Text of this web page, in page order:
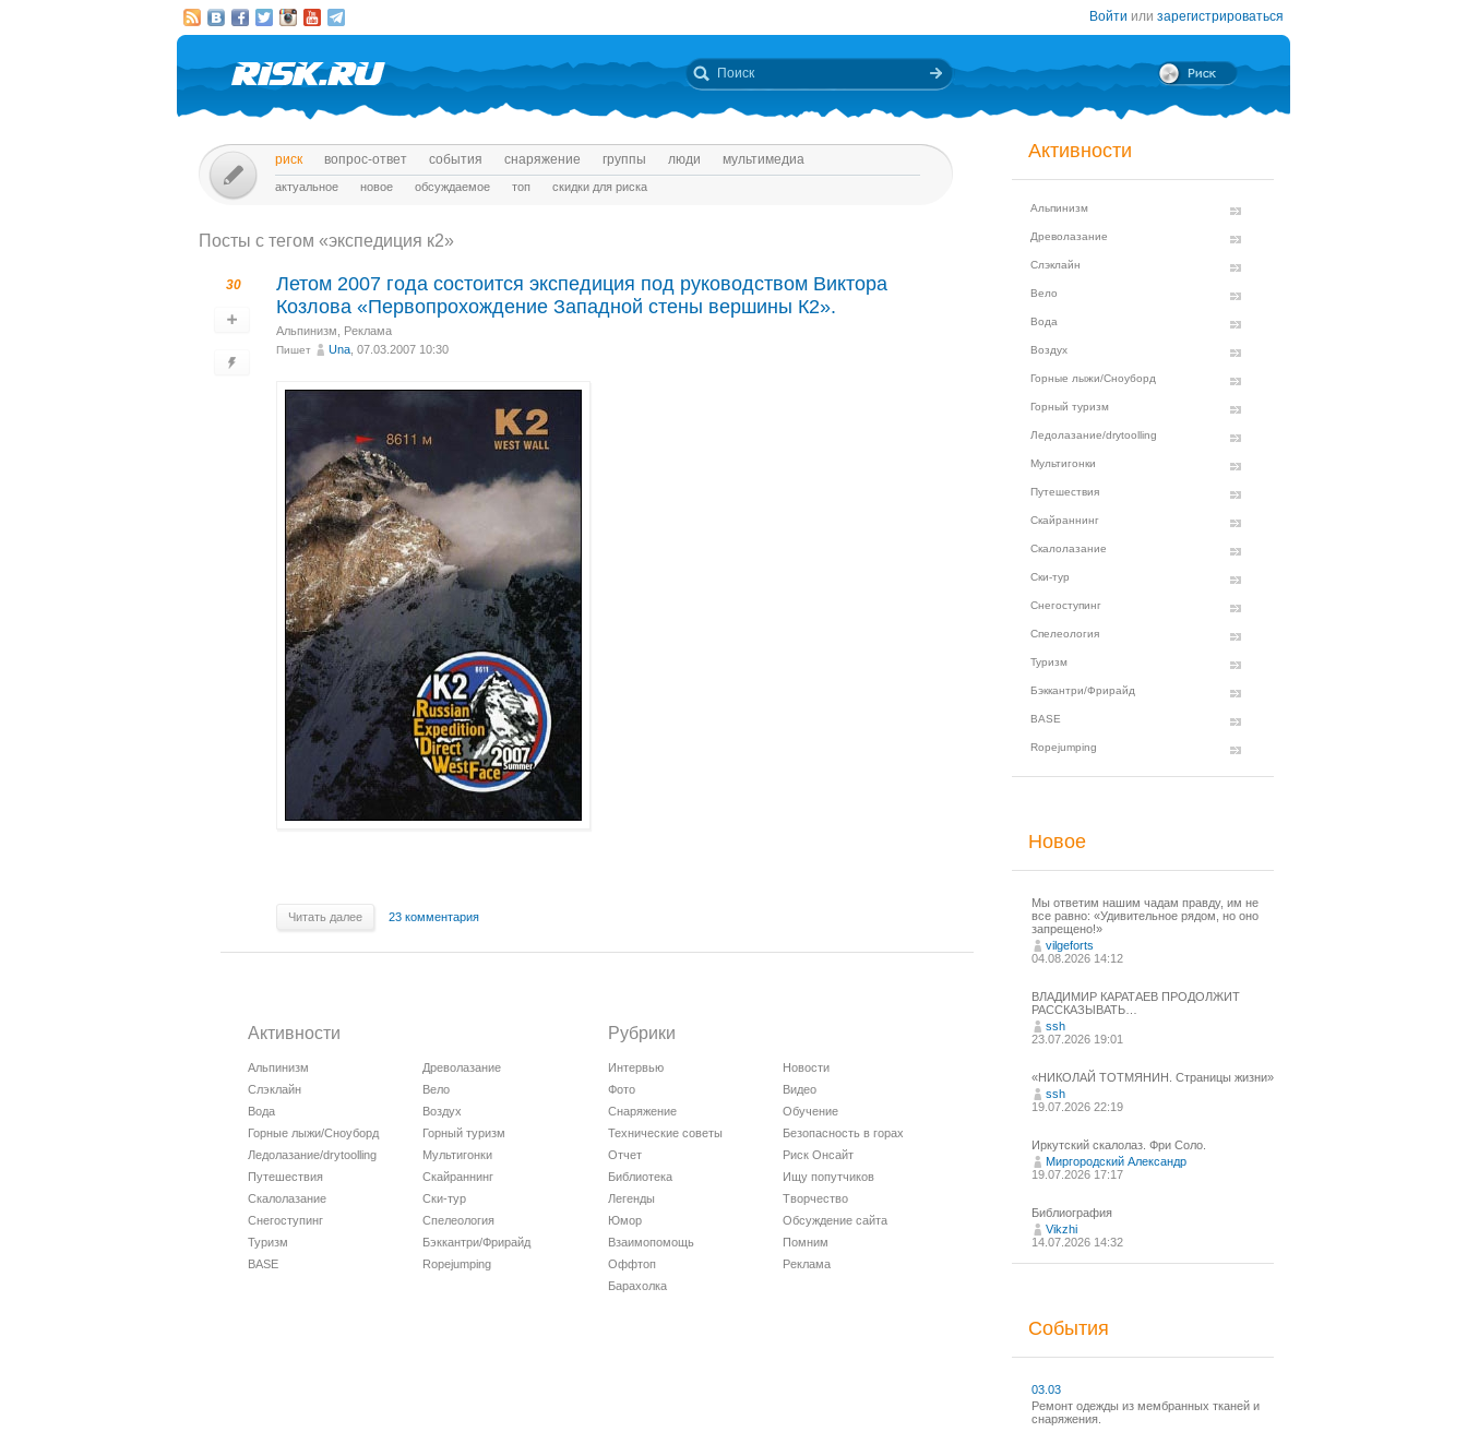
Войти или зарегистрироваться
риск вопрос-ответ события снаряжение группы люди мультимедиа
актуальное новое обсуждаемое топ скидки для риска
Посты c тегом «экспедиция к2»
30
Летом 2007 года состоится экспедиция под руководством Виктора
Козлова «Первопрохождение Западной стены вершины К2».
Альпинизм Реклама
Пишет Una , 07.03.2007 10:30
Читать далее 23 комментария
Активности
Альпинизм
Древолазание
Слэклайн
Вело
Вода
Воздух
Горные лыжи/Сноуборд
Горный туризм
Ледолазание/drytoolling
Мультигонки
Путешествия
Скайраннинг
Скалолазание
Ски-тур
Снегоступинг
Спелеология
Туризм
Бэккантри/Фрирайд
BASE
Ropejumping
Рубрики
Интервью
Новости
Фото
Видео
Снаряжение
Обучение
Технические советы
Безопасность в горах
Отчет
Риск Онсайт
Библиотека
Ищу попутчиков
Легенды
Творчество
Юмор
Обсуждение сайта
Взаимопомощь
Помним
Оффтоп
Реклама
Барахолка
Активности
Альпинизм
Древолазание
Слэклайн
Вело
Вода
Воздух
Горные лыжи/Сноуборд
Горный туризм
Ледолазание/drytoolling
Мультигонки
Путешествия
Скайраннинг
Скалолазание
Ски-тур
Снегоступинг
Спелеология
Туризм
Бэккантри/Фрирайд
BASE
Ropejumping
Новое
Мы ответим нашим чадам правду, им не
все равно: «Удивительное рядом, но оно
запрещено!»
vilgeforts
04.08.2026 14:12
ВЛАДИМИР КАРАТАЕВ ПРОДОЛЖИТ
РАССКАЗЫВАТЬ…
ssh
23.07.2026 19:01
«НИКОЛАЙ ТОТМЯНИН. Страницы жизни»
ssh
19.07.2026 22:19
Иркутский скалолаз. Фри Соло.
Миргородский Александр
19.07.2026 17:17
Библиография
Vikzhi
14.07.2026 14:32
События
03.03
Ремонт одежды из мембранных тканей и
снаряжения.